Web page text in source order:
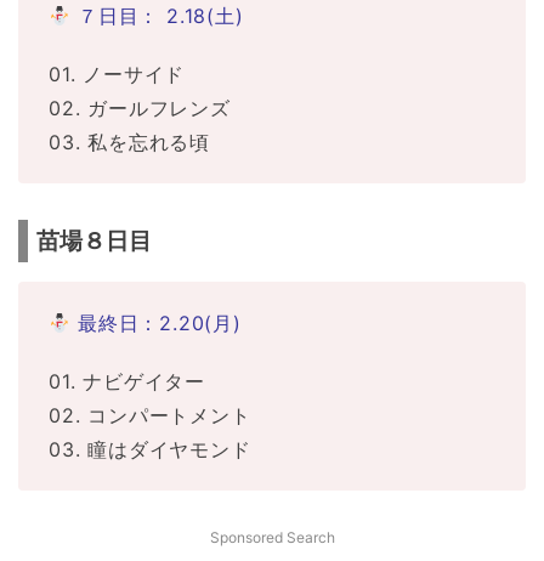
７日目： 2.18(土)
01. ノーサイド
02. ガールフレンズ
03. 私を忘れる頃
苗場８日目
最終日：2.20(月)
01. ナビゲイター
02. コンパートメント
03. 瞳はダイヤモンド
Sponsored Search